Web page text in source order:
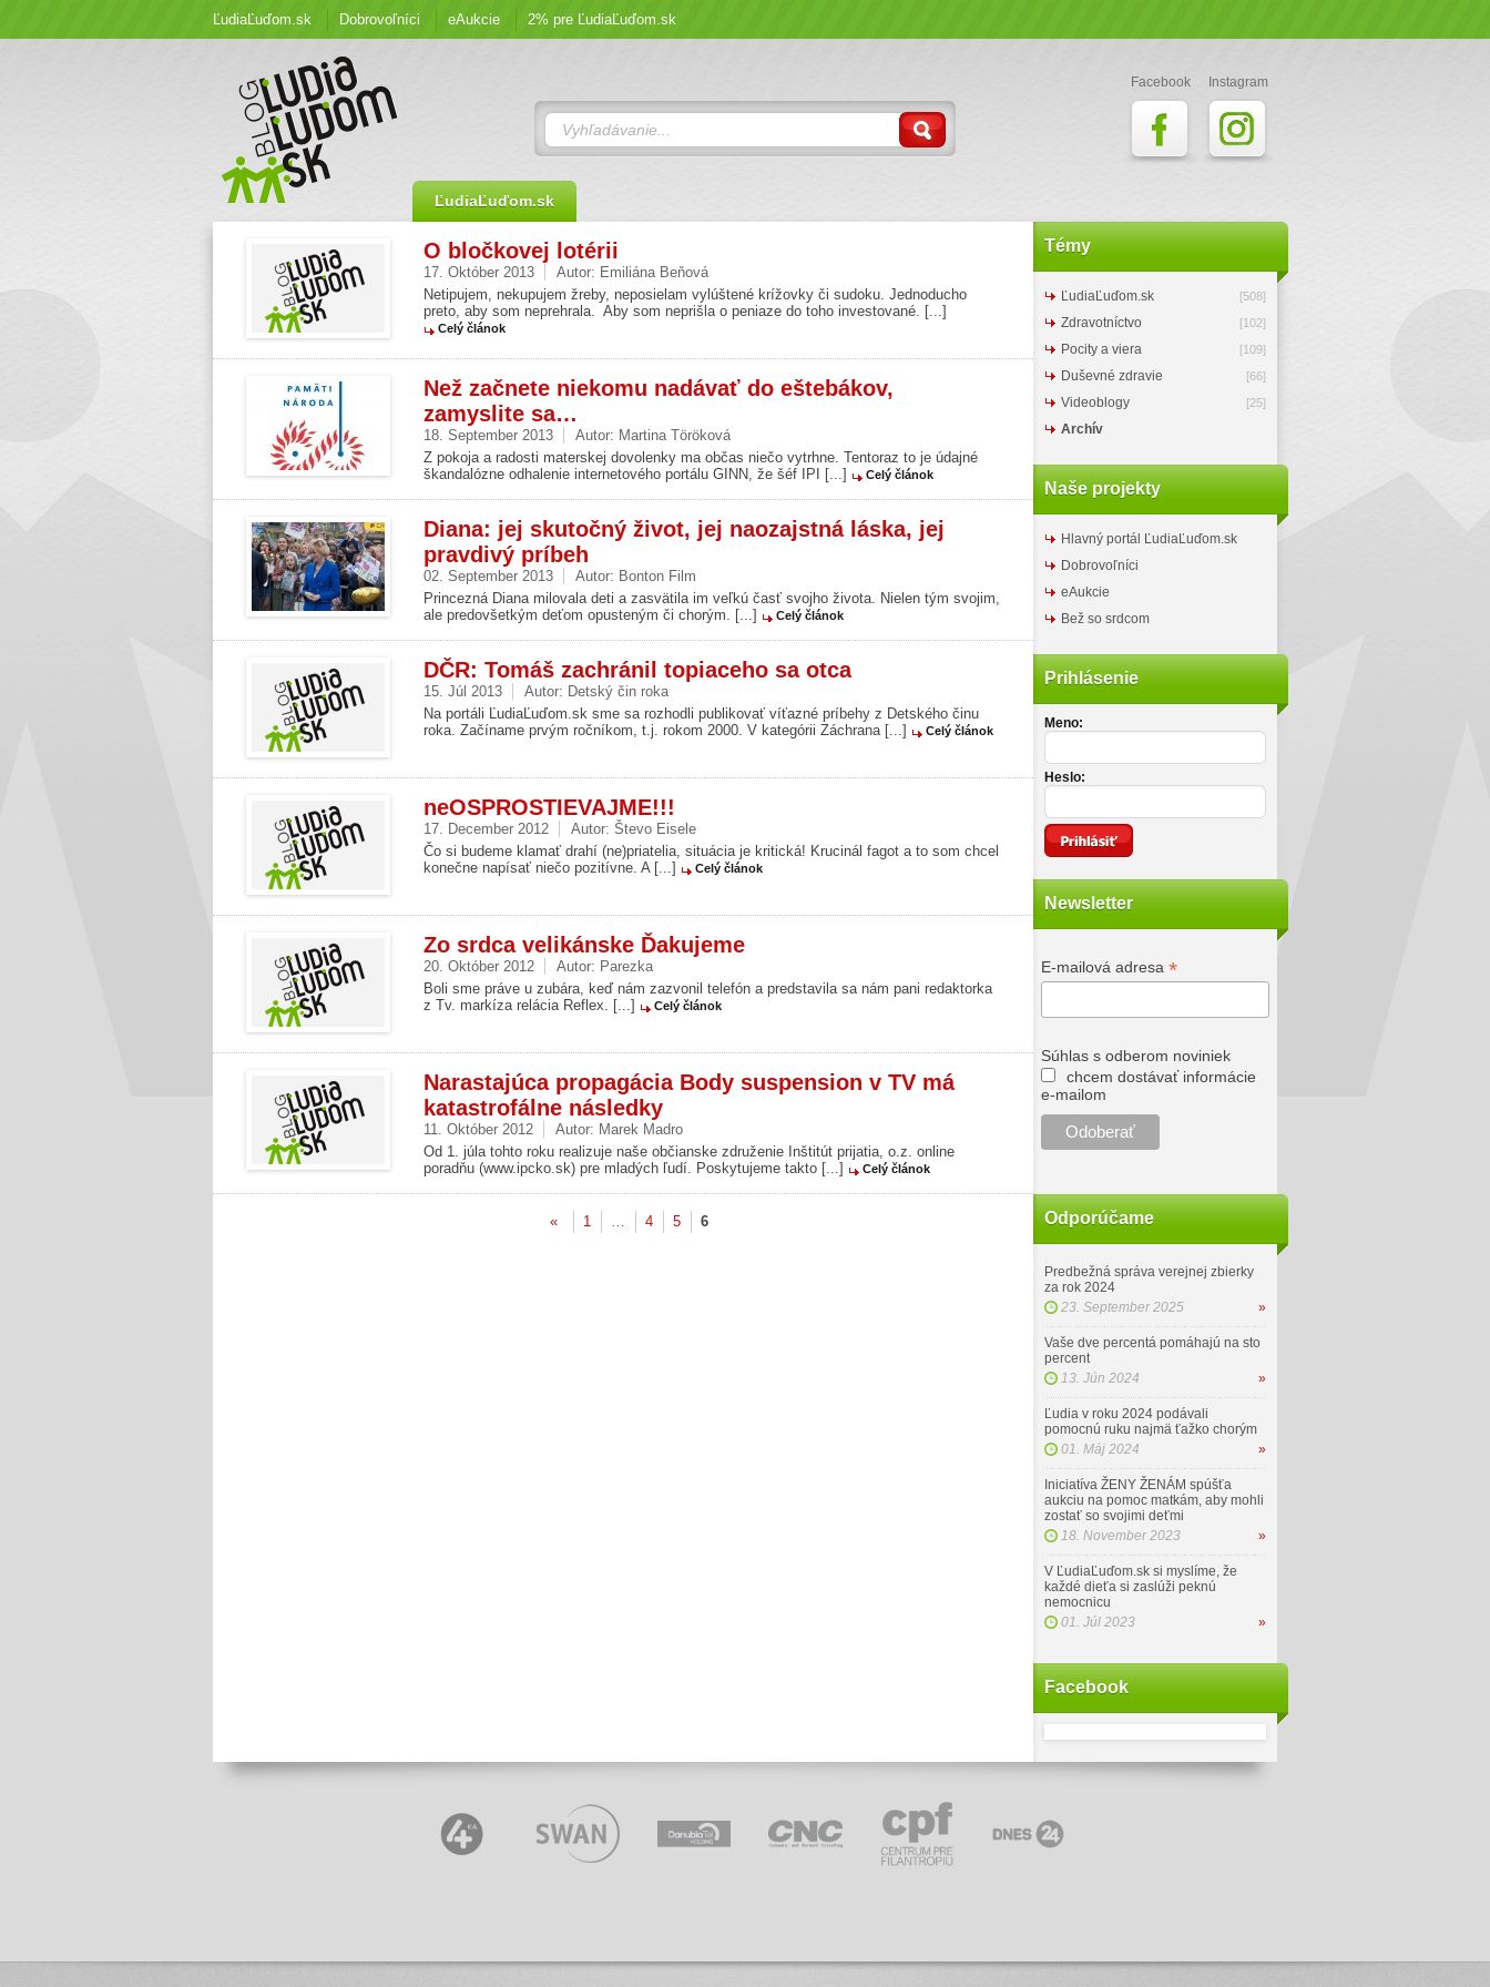
ĽudiaĽuďom.sk Dobrovoľníci eAukcie 2% pre ĽudiaĽuďom.sk
Facebook Instagram
ĽudiaĽuďom.sk
O bločkovej lotérii
17. Október 2013 Autor: Emiliána Beňová
Netipujem, nekupujem žreby, neposielam vylúštené krížovky či sudoku. Jednoducho
preto, aby som neprehrala. Aby som neprišla o peniaze do toho investované. [...]
Celý článok
Než začnete niekomu nadávať do eštebákov,
zamyslite sa…
18. September 2013 Autor: Martina Töröková
Z pokoja a radosti materskej dovolenky ma občas niečo vytrhne. Tentoraz to je údajné
škandalózne odhalenie internetového portálu GINN, že šéf IPI [...]
Celý článok
Diana: jej skutočný život, jej naozajstná láska, jej
pravdivý príbeh
02. September 2013 Autor: Bonton Film
Princezná Diana milovala deti a zasvätila im veľkú časť svojho života. Nielen tým svojim,
ale predovšetkým deťom opusteným či chorým. [...]
Celý článok
DČR: Tomáš zachránil topiaceho sa otca
15. Júl 2013 Autor: Detský čin roka
Na portáli ĽudiaĽuďom.sk sme sa rozhodli publikovať víťazné príbehy z Detského činu
roka. Začíname prvým ročníkom, t.j. rokom 2000. V kategórii Záchrana [...]
Celý článok
neOSPROSTIEVAJME!!!
17. December 2012 Autor: Števo Eisele
Čo si budeme klamať drahí (ne)priatelia, situácia je kritická! Krucinál fagot a to som chcel
konečne napísať niečo pozitívne. A [...]
Celý článok
Zo srdca velikánske Ďakujeme
20. Október 2012 Autor: Parezka
Boli sme práve u zubára, keď nám zazvonil telefón a predstavila sa nám pani redaktorka
z Tv. markíza relácia Reflex. [...]
Celý článok
Narastajúca propagácia Body suspension v TV má
katastrofálne následky
11. Október 2012 Autor: Marek Madro
Od 1. júla tohto roku realizuje naše občianske združenie Inštitút prijatia, o.z. online
poradňu (www.ipcko.sk) pre mladých ľudí. Poskytujeme takto [...]
Celý článok
« 1 … 4 5 6
Témy
ĽudiaĽuďom.sk [508]
Zdravotníctvo [102]
Pocity a viera [109]
Duševné zdravie [66]
Videoblogy [25]
Archív
Naše projekty
Hlavný portál ĽudiaĽuďom.sk
Dobrovoľníci
eAukcie
Bež so srdcom
Prihlásenie
Meno:
Heslo:
Newsletter
E-mailová adresa *
Súhlas s odberom noviniek
chcem dostávať informácie
e-mailom
Odporúčame
Predbežná správa verejnej zbierky
za rok 2024
23. September 2025
»
Vaše dve percentá pomáhajú na sto
percent
13. Jún 2024
»
Ľudia v roku 2024 podávali
pomocnú ruku najmä ťažko chorým
01. Máj 2024
»
Iniciatíva ŽENY ŽENÁM spúšťa
aukciu na pomoc matkám, aby mohli
zostať so svojimi deťmi
18. November 2023
»
V ĽudiaĽuďom.sk si myslíme, že
každé dieťa si zaslúži peknú
nemocnicu
01. Júl 2023
»
Facebook